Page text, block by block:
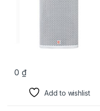
0 ₫
Add to wishlist